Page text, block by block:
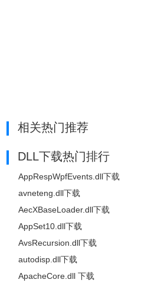
相关热门推荐
DLL下载热门排行
AppRespWpfEvents.dll下载
avneteng.dll下载
AecXBaseLoader.dll下载
AppSet10.dll下载
AvsRecursion.dll下载
autodisp.dll下载
ApacheCore.dll 下载